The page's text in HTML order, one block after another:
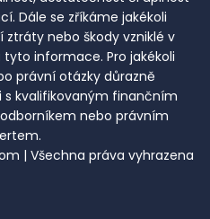
Dále se zříkáme jakékoli
nebo škody vzniklé v
informace. Pro jakékoli
právní otázky důrazně
kvalifikovaným finančním
nebo právním
| Všechna práva vyhrazena